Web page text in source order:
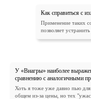
Как справиться с
Применение таких
позволяет
У «Виагры» наиболее
сравнению с аналогичными
Хоть я тоже уже давно пью
общем из-за цены, но тех